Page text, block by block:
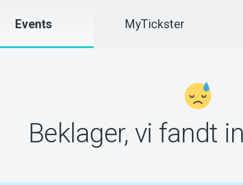
Events MyTickster
Beklager, vi fandt